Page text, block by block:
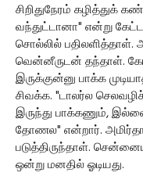
சிறிதுநேரம் கழித்துக்
வந்துட்டானா" என்று
சொல்லில் பதிலளித்தாள்.
வென்னீருடன் தந்தாள்.
இருக்குன்னு பாக்க
சிவக்க. "டாலர்ல
இருந்து பாக்கணும்,
தோணல" என்றார்.
படுத்திருந்தாள்.
ஒன்று மனதில் ஓடியது.